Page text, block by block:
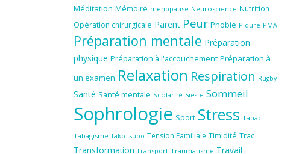
Méditation Mémoire ménopause Neuroscience Nutrition
Opération chirurgicale Parent Peur Phobie Piqure PMA
Préparation mentale Préparation
physique Préparation à l'accouchement Préparation à
un examen Relaxation Respiration Rugby
Santé Santé mentale Scolarité Sieste Sommeil
Sophrologie Sport Stress Tabac
Tabagisme Tako tsubo Tension Familiale Timidité Trac
Transformation Transport Traumatisme Travail